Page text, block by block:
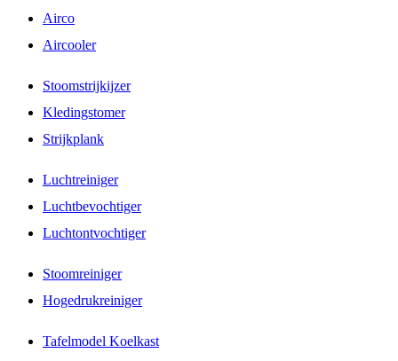
Airco
Aircooler
Stoomstrijkijzer
Kledingstomer
Strijkplank
Luchtreiniger
Luchtbevochtiger
Luchtontvochtiger
Stoomreiniger
Hogedrukreiniger
Tafelmodel Koelkast